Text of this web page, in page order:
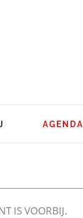
AGENDA
IS VOORBIJ.